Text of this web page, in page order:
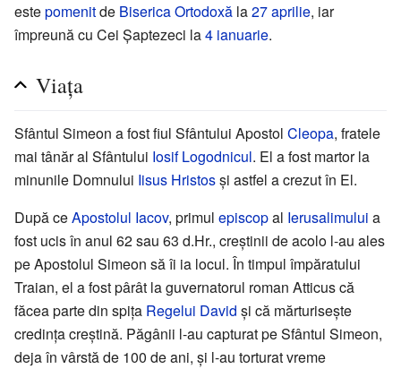
estepomenitde Biserica Ortodoxă la27 aprilie, iar
împreună cu Cei Șaptezeci la4 ianuarie.
Viața
Sfântul Simeon a fost fiul Sfântului Apostol Cleopa, fratele
mai tânăr al Sfântului Iosif Logodnicul. El a fost martor la
minunile Domnului Iisus Hristosși astfel a crezut în El.
După ceApostolul Iacov, primul episcopal Ierusalimului a
fost ucis în anul 62 sau 63 d.Hr., creștinii de acolo l-au ales
pe Apostolul Simeon să îi ia locul. În timpul împăratului
Traian, el a fost pârât la guvernatorul roman Atticus că
făcea parte din spița Regelui David și că mărturisește
credința creștină. Păgânii l-au capturat pe Sfântul Simeon,
deja în vârstă de 100 de ani, și l-au torturat vreme